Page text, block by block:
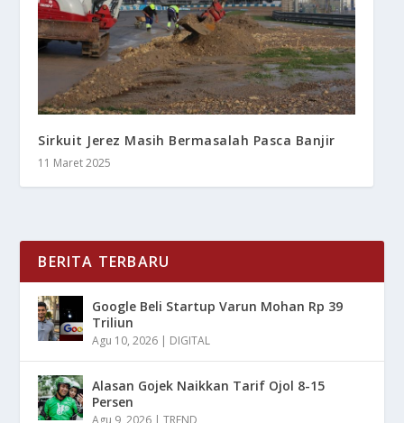
Sirkuit Jerez Masih Bermasalah Pasca Banjir
11 Maret 2025
BERITA TERBARU
Google Beli Startup Varun Mohan Rp 39
Triliun
Agu 10, 2026 | DIGITAL
Alasan Gojek Naikkan Tarif Ojol 8-15
Persen